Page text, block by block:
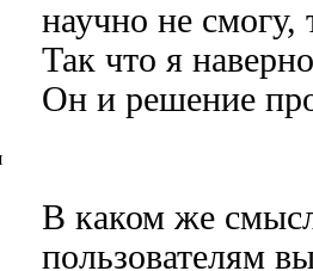
научно не смогу,
Так что я
Он и решение
В каком же
пользователям